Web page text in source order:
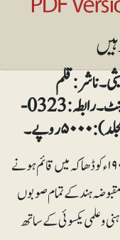
۔ ناشر : قلم
فائونڈیشن ، بنک سٹاپ ، والٹن روڈ، لاہور کینٹ ۔ رابطہ: 0323-
قیامِ پاکستان کے لیے جدوجہد کا اعزاز ۳۰دسمبر ۱۹۰۶ء کو ڈھاکہ میں قائم ہونے
ہند کے تمام صوبوں
وعلمی یکسوئی کے ساتھ